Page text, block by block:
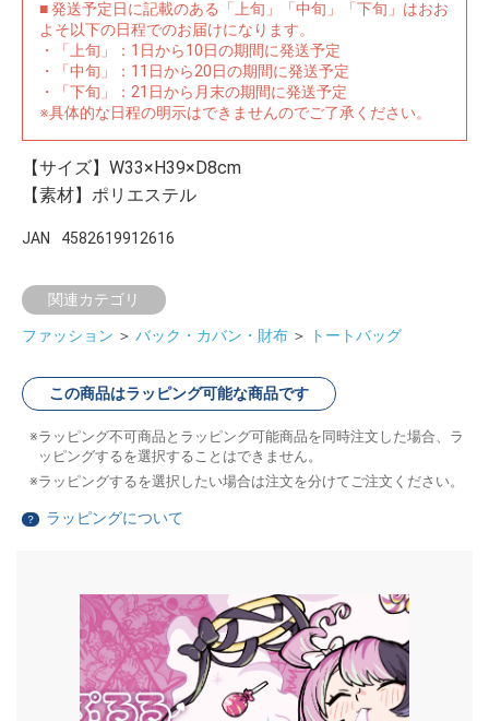
■ 発送予定日に記載のある「上旬」「中旬」「下旬」はおお
よそ以下の日程でのお届けになります。
・「上旬」：1日から10日の期間に発送予定
・「中旬」：11日から20日の期間に発送予定
・「下旬」：21日から月末の期間に発送予定
※具体的な日程の明示はできませんのでご了承ください。
【サイズ】W33×H39×D8cm
【素材】ポリエステル
JAN 4582619912616
関連カテゴリ
ファッション ＞ バック・カバン・財布 ＞ トートバッグ
この商品はラッピング可能な商品です
ラッピング不可商品とラッピング可能商品を同時注文した場合、ラ
ッピングするを選択することはできません。
ラッピングするを選択したい場合は注文を分けてご注文ください。
？ ラッピングについて